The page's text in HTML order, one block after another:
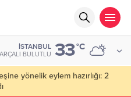
İSTANBUL
BULUTLU 33°C
milyonluk vurgun iddiası: Haluk